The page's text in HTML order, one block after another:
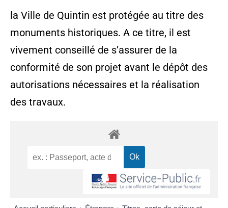
la Ville de Quintin est protégée au titre des
monuments historiques. A ce titre, il est
vivement conseillé de s’assurer de la
conformité de son projet avant le dépôt des
autorisations nécessaires et la réalisation
des travaux.